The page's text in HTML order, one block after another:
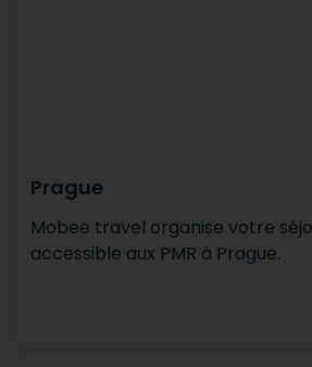
Prague
Mobee travel organise votre
accessible aux PMR à Prague.